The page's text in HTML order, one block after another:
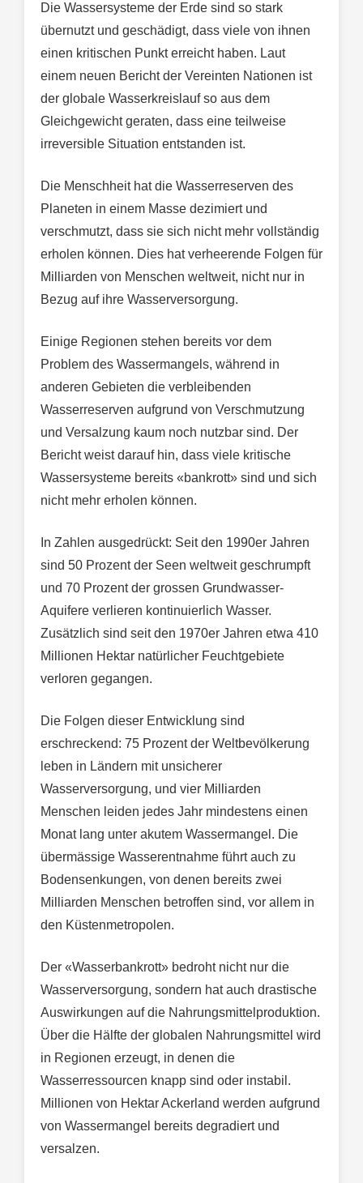
Die Wassersysteme der Erde sind so stark
übernutzt und geschädigt, dass viele von ihnen
einen kritischen Punkt erreicht haben. Laut
einem neuen Bericht der Vereinten Nationen ist
der globale Wasserkreislauf so aus dem
Gleichgewicht geraten, dass eine teilweise
irreversible Situation entstanden ist.
Die Menschheit hat die Wasserreserven des
Planeten in einem Masse dezimiert und
verschmutzt, dass sie sich nicht mehr vollständig
erholen können. Dies hat verheerende Folgen für
Milliarden von Menschen weltweit, nicht nur in
Bezug auf ihre Wasserversorgung.
Einige Regionen stehen bereits vor dem
Problem des Wassermangels, während in
anderen Gebieten die verbleibenden
Wasserreserven aufgrund von Verschmutzung
und Versalzung kaum noch nutzbar sind. Der
Bericht weist darauf hin, dass viele kritische
Wassersysteme bereits «bankrott» sind und sich
nicht mehr erholen können.
In Zahlen ausgedrückt: Seit den 1990er Jahren
sind 50 Prozent der Seen weltweit geschrumpft
und 70 Prozent der grossen Grundwasser-
Aquifere verlieren kontinuierlich Wasser.
Zusätzlich sind seit den 1970er Jahren etwa 410
Millionen Hektar natürlicher Feuchtgebiete
verloren gegangen.
Die Folgen dieser Entwicklung sind
erschreckend: 75 Prozent der Weltbevölkerung
leben in Ländern mit unsicherer
Wasserversorgung, und vier Milliarden
Menschen leiden jedes Jahr mindestens einen
Monat lang unter akutem Wassermangel. Die
übermässige Wasserentnahme führt auch zu
Bodensenkungen, von denen bereits zwei
Milliarden Menschen betroffen sind, vor allem in
den Küstenmetropolen.
Der «Wasserbankrott» bedroht nicht nur die
Wasserversorgung, sondern hat auch drastische
Auswirkungen auf die Nahrungsmittelproduktion.
Über die Hälfte der globalen Nahrungsmittel wird
in Regionen erzeugt, in denen die
Wasserressourcen knapp sind oder instabil.
Millionen von Hektar Ackerland werden aufgrund
von Wassermangel bereits degradiert und
versalzen.